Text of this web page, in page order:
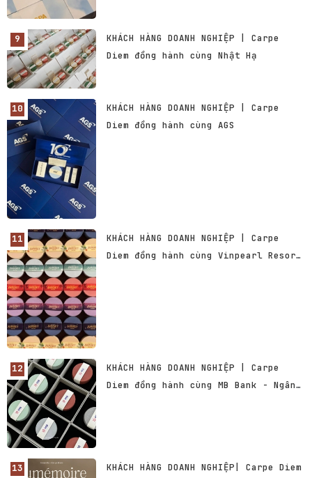
KHÁCH HÀNG DOANH NGHIỆP | Carpe
Diem đồng hành cùng Nhật Hạ
KHÁCH HÀNG DOANH NGHIỆP | Carpe
Diem đồng hành cùng AGS
KHÁCH HÀNG DOANH NGHIỆP | Carpe
Diem đồng hành cùng Vinpearl Resort
KHÁCH HÀNG DOANH NGHIỆP | Carpe
Diem đồng hành cùng MB Bank - Ngân
KHÁCH HÀNG DOANH NGHIỆP| Carpe Diem